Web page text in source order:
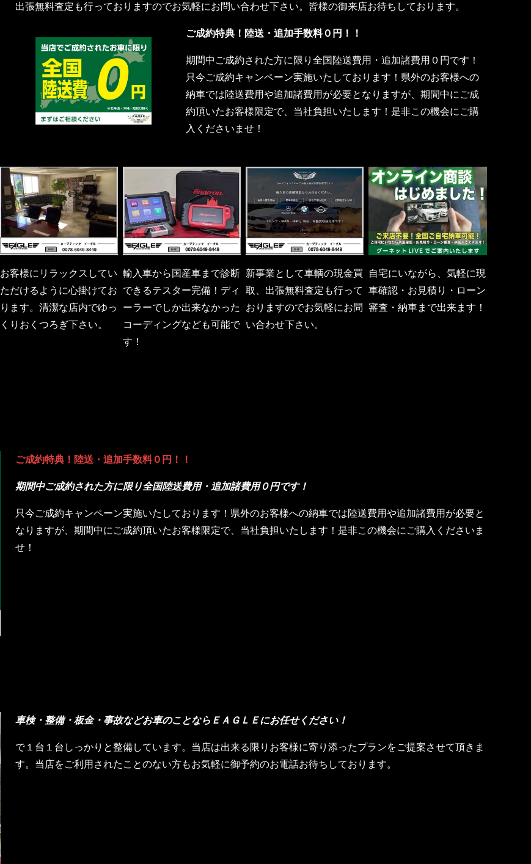
出張無料査定も行っておりますのでお気軽にお問い合わせ下さい。皆様の御来店お待ちしております。
ご成約特典！陸送・追加手数料０円！！
期間中ご成約された方に限り全国陸送費用・追加諸費用０円です！
只今ご成約キャンペーン実施いたしております！県外のお客様への
納車では陸送費用や追加諸費用が必要となりますが、期間中にご成
約頂いたお客様限定で、当社負担いたします！是非この機会にご購
入くださいませ！
お客様にリラックスしてい
ただけるように心掛けてお
ります。清潔な店内でゆっ
くりおくつろぎ下さい。
輸入車から国産車まで診断
できるテスター完備！ディ
ーラーでしか出来なかった
コーディングなども可能で
す！
新事業として車輌の現金買
取、出張無料査定も行って
おりますのでお気軽にお問
い合わせ下さい。
自宅にいながら、気軽に現
車確認・お見積り・ローン
審査・納車まで出来ます！
ご成約特典！陸送・追加手数料０円！！
期間中ご成約された方に限り全国陸送費用・追加諸費用０円です！
只今ご成約キャンペーン実施いたしております！県外のお客様への納車では陸送費用や追加諸費用が必要と
なりますが、期間中にご成約頂いたお客様限定で、当社負担いたします！是非この機会にご購入くださいま
せ！
車検・整備・板金・事故などお車のことならＥＡＧＬＥにお任せください！
で１台１台しっかりと整備しています。当店は出来る限りお客様に寄り添ったプランをご提案させて頂きま
す。当店をご利用されたことのない方もお気軽に御予約のお電話お待ちしております。